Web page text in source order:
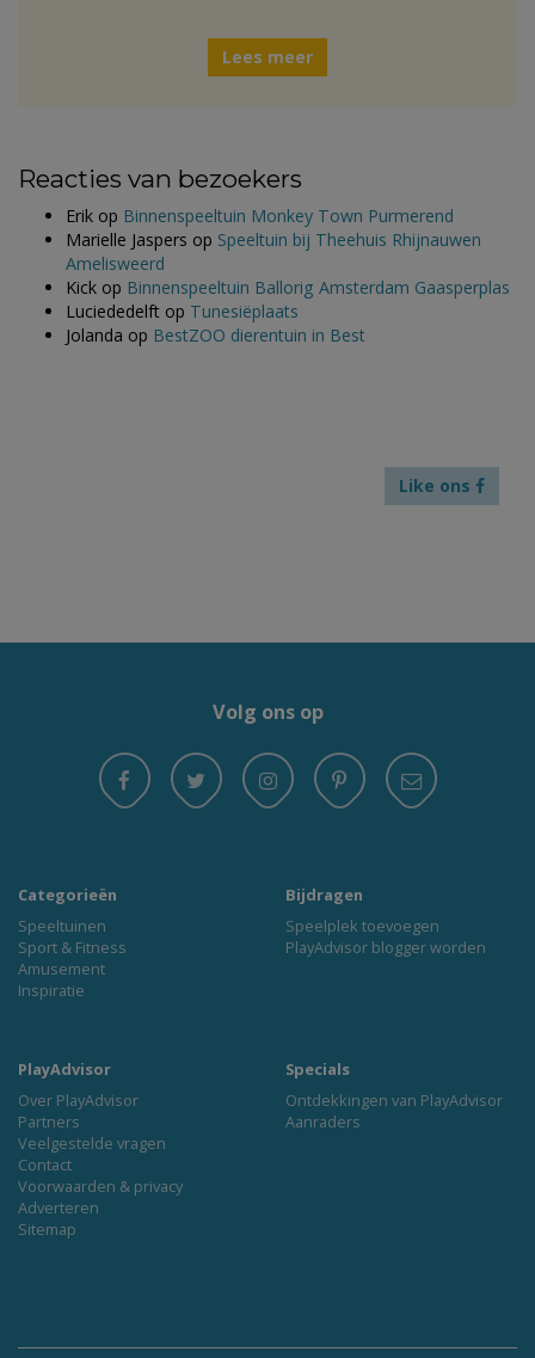
Lees meer
Reacties van bezoekers
Erik op Binnenspeeltuin Monkey Town Purmerend
Marielle Jaspers op Speeltuin bij Theehuis Rhijnauwen
Amelisweerd
Kick op Binnenspeeltuin Ballorig Amsterdam Gaasperplas
Luciededelft op Tunesiëplaats
Jolanda op BestZOO dierentuin in Best
Like ons
Volg ons op
Categorieën
Speeltuinen
Sport & Fitness
Amusement
Inspiratie
Bijdragen
Speelplek toevoegen
PlayAdvisor blogger worden
PlayAdvisor
Over PlayAdvisor
Partners
Veelgestelde vragen
Contact
Voorwaarden & privacy
Adverteren
Sitemap
Specials
Ontdekkingen van PlayAdvisor
Aanraders